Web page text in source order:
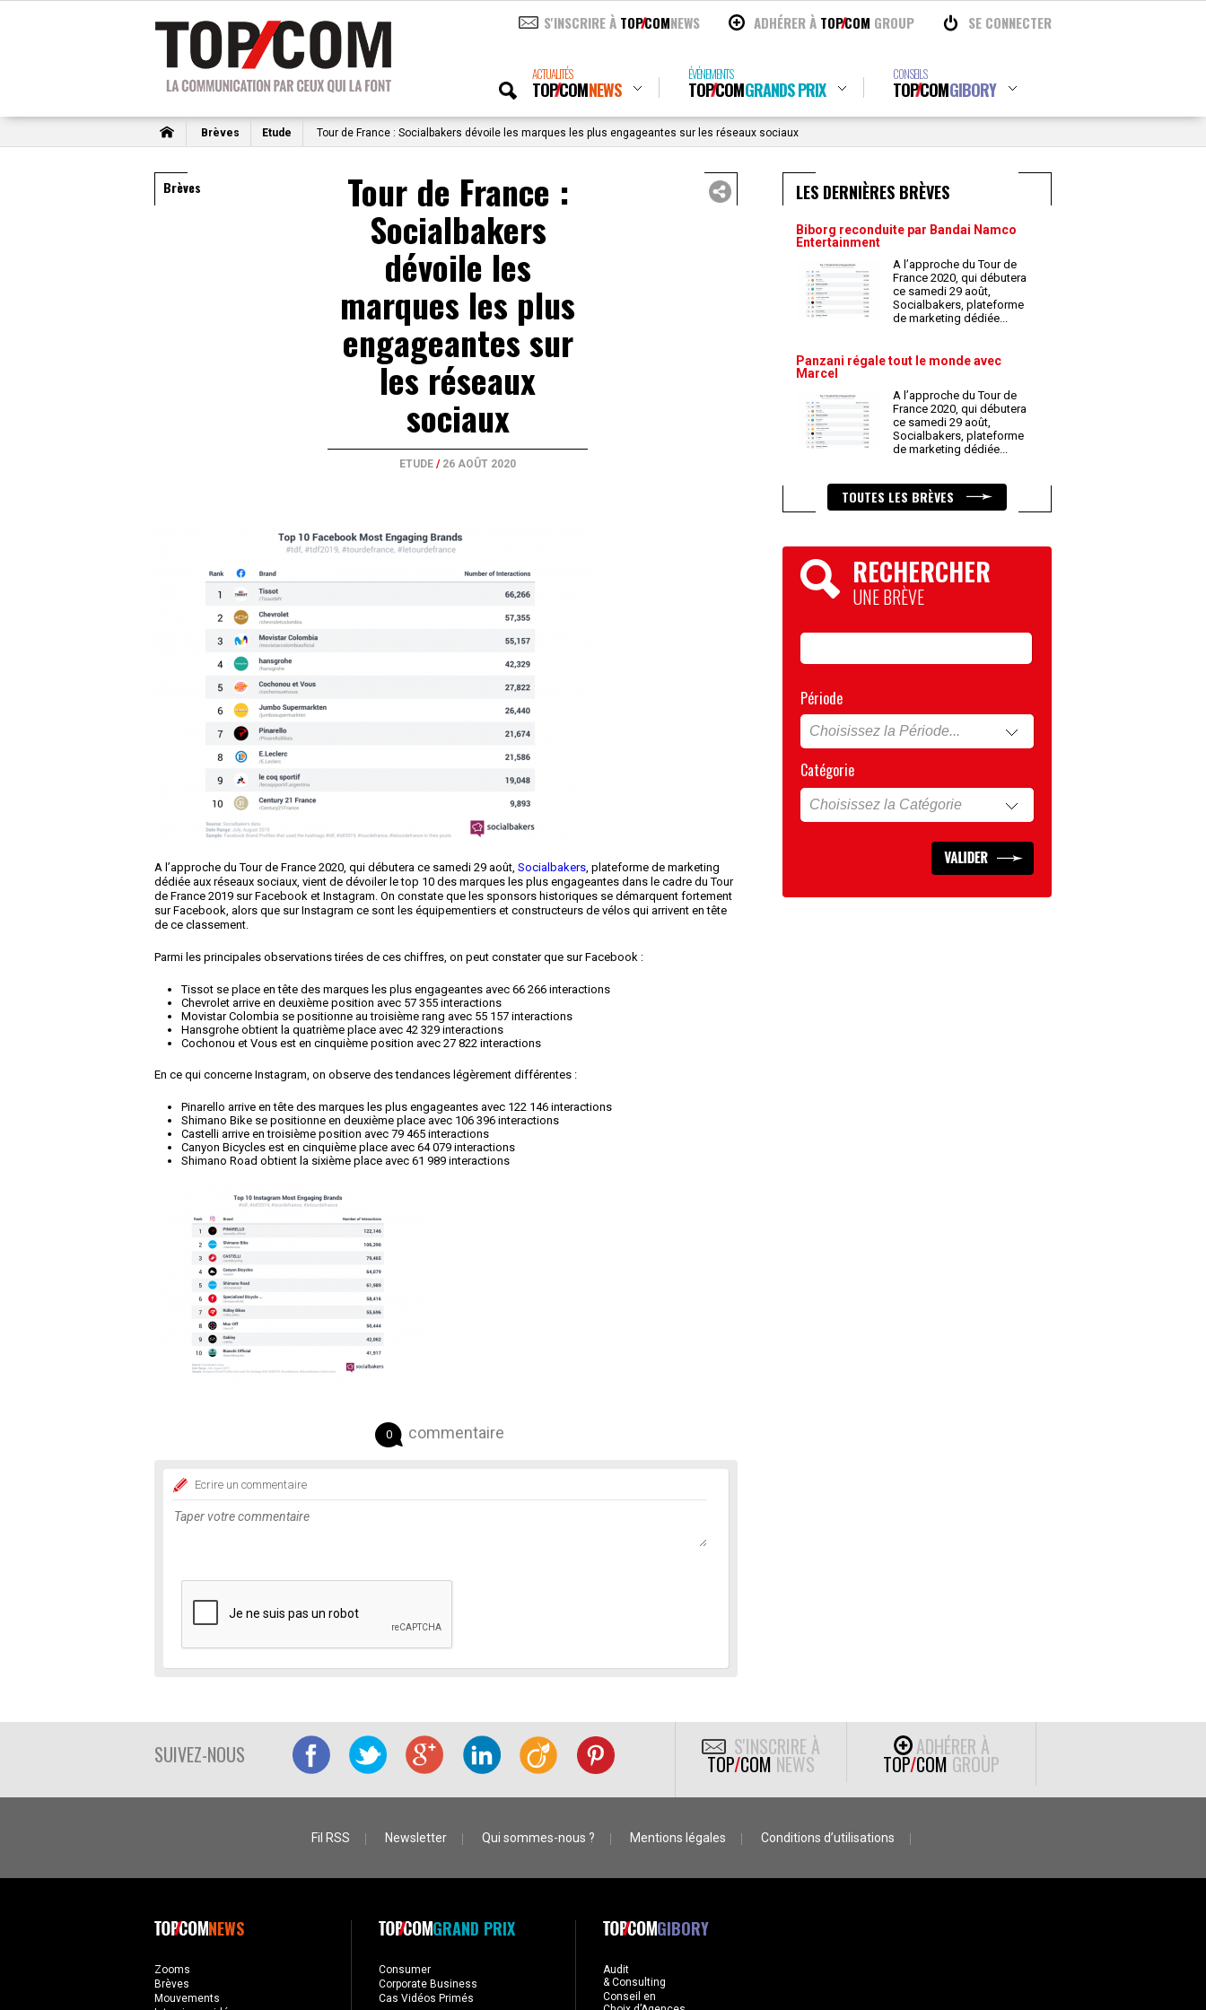
S'INSCRIRE À TOPCOMNEWS ADHÉRER À TOPCOM GROUP SE CONNECTER
ACTUALITÉS
TOPCOMNEWS
ÉVÉNEMENTS
TOPCOMGRANDS PRIX
CONSEILS
TOPCOMGIBORY
Brèves Etude Tour de France : Socialbakers dévoile les marques les plus engageantes sur les réseaux sociaux
Brèves Tour de France :
Socialbakers
dévoile les
marques les plus
engageantes sur
les réseaux
sociaux
ETUDE / 26 AOÛT 2020
A l’approche du Tour de France 2020, qui débutera ce samedi 29 août, Socialbakers, plateforme de marketing
dédiée aux réseaux sociaux, vient de dévoiler le top 10 des marques les plus engageantes dans le cadre du Tour
de France 2019 sur Facebook et Instagram. On constate que les sponsors historiques se démarquent fortement
sur Facebook, alors que sur Instagram ce sont les équipementiers et constructeurs de vélos qui arrivent en tête
de ce classement.
Parmi les principales observations tirées de ces chiffres, on peut constater que sur Facebook :
Tissot se place en tête des marques les plus engageantes avec 66 266 interactions
Chevrolet arrive en deuxième position avec 57 355 interactions
Movistar Colombia se positionne au troisième rang avec 55 157 interactions
Hansgrohe obtient la quatrième place avec 42 329 interactions
Cochonou et Vous est en cinquième position avec 27 822 interactions
En ce qui concerne Instagram, on observe des tendances légèrement différentes :
Pinarello arrive en tête des marques les plus engageantes avec 122 146 interactions
Shimano Bike se positionne en deuxième place avec 106 396 interactions
Castelli arrive en troisième position avec 79 465 interactions
Canyon Bicycles est en cinquième place avec 64 079 interactions
Shimano Road obtient la sixième place avec 61 989 interactions
0 commentaire
Ecrire un commentaire
LES DERNIÈRES BRÈVES
Biborg reconduite par Bandai Namco
Entertainment
A l’approche du Tour de
France 2020, qui débutera
ce samedi 29 août,
Socialbakers, plateforme
de marketing dédiée...
Panzani régale tout le monde avec
Marcel
A l’approche du Tour de
France 2020, qui débutera
ce samedi 29 août,
Socialbakers, plateforme
de marketing dédiée...
TOUTES LES BRÈVES
RECHERCHER
UNE BRÈVE
Période
Catégorie
SUIVEZ-NOUS S'INSCRIRE À
TOP/COM NEWS
ADHÉRER À
TOP/COM GROUP
Fil RSS Newsletter Qui sommes-nous ? Mentions légales Conditions d’utilisations
NEWS
Zooms
Brèves
Mouvements
GRAND PRIX
Consumer
Corporate Business
Cas Vidéos Primés
GIBORY
Audit
& Consulting
Conseil en